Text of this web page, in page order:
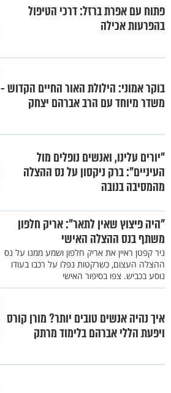
פתוח עם אפרת ברזל: דרכי הטיפול
בהפרעות אכילה
בוקר אמוני: הילולת האור החיים הקדוש -
משדר מיוחד עם הרב אברהם יצחק
"יורים עלינו, ואנשים נופלים מול
העיניים": ברק ניקסון על נס ההצלה
מהמסיבה בנובה
"היה פיצוץ שאין לתאר": אריק חלפון
משתף בנס ההצלה האישי
ניר קפטן ראיין את אריק חלפון ושמע ממנו על נס
ההצלה העצום, כשרקטות נפלו על רכבו בעודו
נוסע בכביש. צפו בסיפור האישי
איך נהיה אנשים טובים יותר? מורן קורס
ויפעת הללי אברהם בלימוד מרתק